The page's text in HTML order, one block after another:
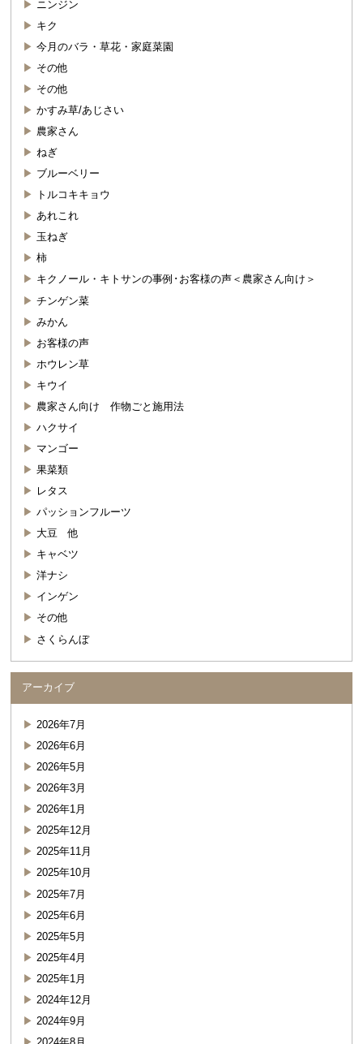
ニンジン
キク
今月のバラ・草花・家庭菜園
その他
その他
かすみ草/あじさい
農家さん
ねぎ
ブルーベリー
トルコキキョウ
あれこれ
玉ねぎ
柿
キクノール・キトサンの事例･お客様の声＜農家さん向け＞
チンゲン菜
みかん
お客様の声
ホウレン草
キウイ
農家さん向け 作物ごと施用法
ハクサイ
マンゴー
果菜類
レタス
パッションフルーツ
大豆 他
キャベツ
洋ナシ
インゲン
その他
さくらんぼ
アーカイブ
2026年7月
2026年6月
2026年5月
2026年3月
2026年1月
2025年12月
2025年11月
2025年10月
2025年7月
2025年6月
2025年5月
2025年4月
2025年1月
2024年12月
2024年9月